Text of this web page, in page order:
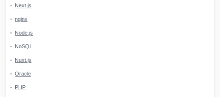
Next.js
nginx
Node.js
NoSQL
Nuxt.js
Oracle
PHP